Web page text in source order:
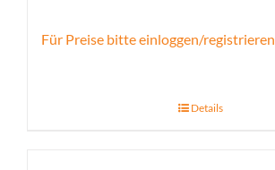
Für Preise bitte einloggen/registrieren
Details